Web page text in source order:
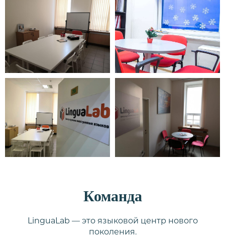
Команда
LinguaLab — это языковой центр нового
поколения.